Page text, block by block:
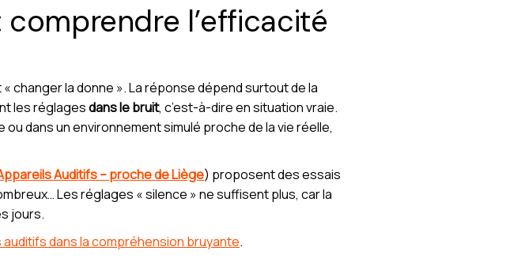
l’efficacité
changer la donne ». La réponse dépend surtout de la
les réglagesdans le bruit, c’est-à-dire en situation vraie.
dans un environnement simulé proche de la vie réelle,
Auditifs – proche de Liège) proposent des essais
Les réglages « silence » ne suffisent plus, car la
jours.
dans la compréhension bruyante.